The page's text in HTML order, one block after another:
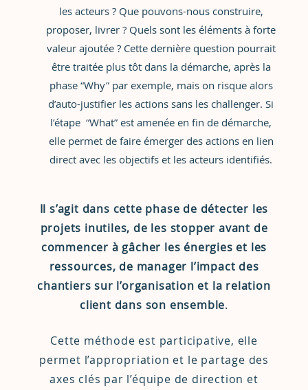
les acteurs ? Que pouvons-nous construire,
proposer, livrer ? Quels sont les éléments à forte
valeur ajoutée ? Cette dernière question pourrait
être traitée plus tôt dans la démarche, après la
phase “Why” par exemple, mais on risque alors
d’auto-justifier les actions sans les challenger. Si
l’étape “What” est amenée en fin de démarche,
elle permet de faire émerger des actions en lien
direct avec les objectifs et les acteurs identifiés.
Il s’agit dans cette phase de détecter les
projets inutiles, de les stopper avant de
commencer à gâcher les énergies et les
ressources, de manager l’impact des
chantiers sur l’organisation et la relation
client dans son ensemble.
Cette méthode est participative, elle
permet l’appropriation et le partage des
axes clés par l’équipe de direction et